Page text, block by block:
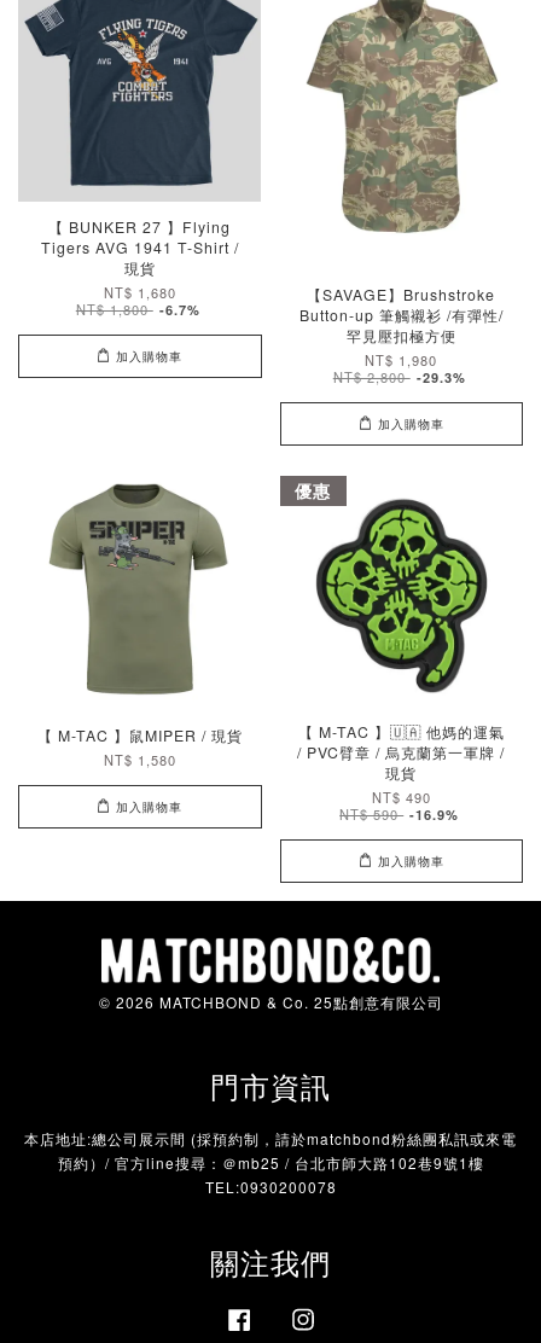
【 BUNKER 27 】Flying
Tigers AVG 1941 T-Shirt /
現貨
NT$ 1,680
NT$ 1,800 -6.7%
加入購物車
【SAVAGE】Brushstroke
Button-up 筆觸襯衫 /有彈性/
罕見壓扣極方便
NT$ 1,980
NT$ 2,800 -29.3%
加入購物車
【 M-TAC 】鼠MIPER / 現貨
NT$ 1,580
加入購物車
優惠
【 M-TAC 】🇺🇦 他媽的運氣
/ PVC臂章 / 烏克蘭第一軍牌 /
現貨
NT$ 490
NT$ 590 -16.9%
加入購物車
© 2026 MATCHBOND & Co. 25點創意有限公司
門市資訊
本店地址:總公司展示間 (採預約制，請於matchbond粉絲團私訊或來電
預約）/ 官方line搜尋：＠mb25 / 台北市師大路102巷9號1樓
TEL:0930200078
關注我們
Facebook